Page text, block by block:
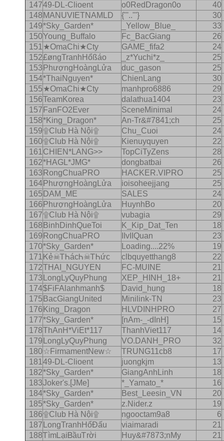
14749-DL-Clioent o0RedDragon0o
40
148 MANUVIETNAMLD {'''..'''}
30
149*Sky_Garden* _Yellow_Blue_
33
150Young_Buffalo Fc_BacGiang
26
151 ★OmaChi★Cty GAME_fifa2
24
152£øngTranhHổßáo _z*Yuchi*z_
25
153 PhượngHoàngLửa duc_gason
25
154*ThaiNguyen* ChienLang
30
155 ★OmaChi★Cty manhpro6886
29
156TeamKorea dalathua1404
23
157 FanFO2Ever SceneMinimal
24
158*King_Dragon* An-Tr&#7841;ch
25
159۩Club Hà Nội۩ Chu_Cuoi
24
160۩Club Hà Nội۩ Kienuyquyen
22
161 CHIEN*LANG>> TopCiTyZens
28
162*HAGL*JMG* dongbatbai
26
163 RongChuaPRO HACKER.VIPRO
25
164 PhượngHoàngLửa ioisoheejjang
25
165 DAM_ME SALES
24
166 PhượngHoàngLửa HuynhBo
20
167۩Club Hà Nội۩ vubagia
29
168 BinhDinhQueToi K_Kip_Dat_Ten
18
169 RongChuaPRO IIvIIQuan
23
170*Sky_Garden* Loading....22%
19
171 Ꮶẻ☠ᎢᏂácᏂ☠ᎢᏂức clbquyetthang8
22
172THAI_NGUYEN FC-MUINE
21
173
LongLyQuyPhung XEP_HINH_18+
21
174$FiFAlanhmanh$ David_hung
18
175 BacGiangUnited Minilink-TN
23
176 King_Dragon HLVDINHPRO
27
177*Sky_Garden* [nAm-_-dInH]
15
178ThAnH*ViEt*117 ThanhViet117
14
179
LongLyQuyPhung VO.DANH_PRO
32
180☆FirmamentNew☆ TRUNG11cb8
17
181 49-DL-Clioent juongkjm
13
182*Sky_Garden* GiangAnhLinh
18
183Joker's.[JMe] *_Yamato_*
16
184*Sky_Garden* Best_Leesin_VN
20
185*Sky_Garden* z.Nider.z
19
186۩Club Hà Nội۩ ngooctam9a8
6
187
LongTranhHổÐấu viaimaradi
21
188ᎢìmᏞạiᏴầuᎢrời Huy&#7873;nMy
21